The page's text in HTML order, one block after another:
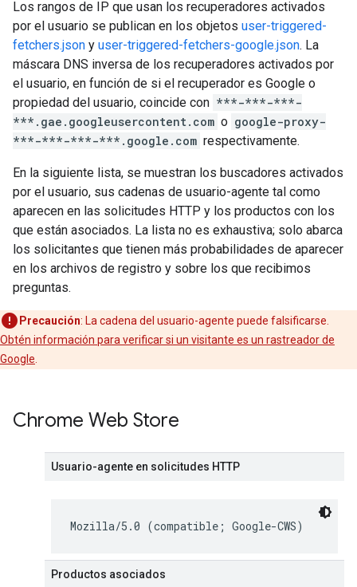
Los rangos de IP que usan los recuperadores activados
por el usuario se publican en los objetos user-triggered-
fetchers.json y user-triggered-fetchers-google.json. La
máscara DNS inversa de los recuperadores activados por
el usuario, en función de si el recuperador es Google o
propiedad del usuario, coincide con ***-***-***-
***.gae.googleusercontent.com o google-proxy-
***-***-***-***.google.com respectivamente.
En la siguiente lista, se muestran los buscadores activados
por el usuario, sus cadenas de usuario-agente tal como
aparecen en las solicitudes HTTP y los productos con los
que están asociados. La lista no es exhaustiva; solo abarca
los solicitantes que tienen más probabilidades de aparecer
en los archivos de registro y sobre los que recibimos
preguntas.
Precaución: La cadena del usuario-agente puede falsificarse.
Obtén información para verificar si un visitante es un rastreador de
Google
Chrome Web Store
Usuario-agente en solicitudes HTTP
Mozilla/5.0 (compatible; Google-CWS)
Productos asociados